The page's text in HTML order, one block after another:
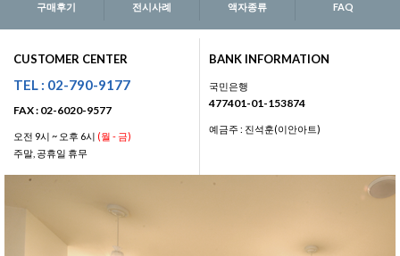
구매후기 전시사례 액자종류 FAQ
CUSTOMER CENTER
TEL : 02-790-9177
FAX : 02-6020-9577
오전 9시 ~ 오후 6시 (월 - 금)
주말, 공휴일 휴무
BANK INFORMATION
국민은행
477401-01-153874
예금주 : 진석훈(이안아트)